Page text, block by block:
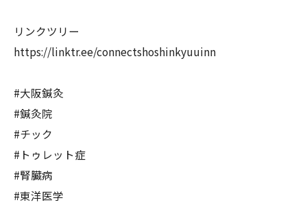
リンクツリー
https://linktr.ee/connectshoshinkyuuinn
#大阪鍼灸
#鍼灸院
#チック
#トゥレット症
#腎臓病
#東洋医学